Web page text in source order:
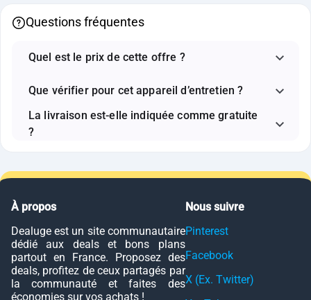
Questions fréquentes
Quel est le prix de cette offre ?
Que vérifier pour cet appareil d’entretien ?
La livraison est-elle indiquée comme gratuite
?
À propos
Dealuge est un site communautaire
dédié aux deals et bons plans
partout en France. Proposez des
deals, profitez de ceux partagés par
la communauté et faites des
économies sur vos achats !
Nous suivre
Pinterest
Facebook
X (Ex. Twitter)